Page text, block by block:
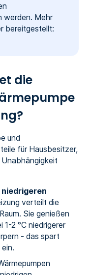
werden. Mehr
bereitgestellt:
die
und
für Hausbesitzer,
niedrigeren
verteilt die
Sie genießen
2 °C niedrigerer
- das spart